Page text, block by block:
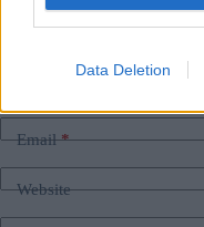
Data Deletion
Your email address will not be
Email*
Website